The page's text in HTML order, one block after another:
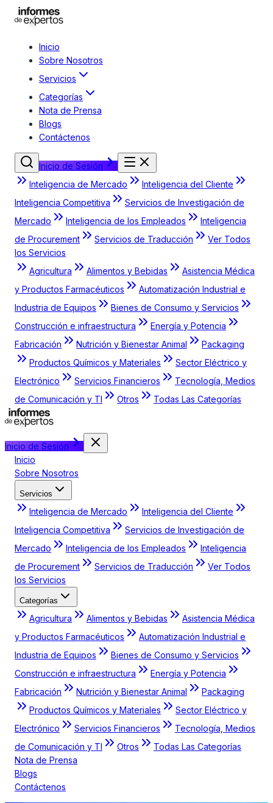
Inicio
Sobre Nosotros
Servicios
Categorías
Nota de Prensa
Blogs
Contáctenos
Inicio de Sesión
Inteligencia de Mercado
Inteligencia del Cliente
Inteligencia Competitiva
Servicios de Investigación de
Mercado
Inteligencia de los Empleados
Inteligencia
de Procurement
Servicios de Traducción
Ver Todos
los Servicios
Agricultura
Alimentos y Bebidas
Asistencia Médica
y Productos Farmacéuticos
Automatización Industrial e
Industria de Equipos
Bienes de Consumo y Servicios
Construcción e infraestructura
Energía y Potencia
Fabricación
Nutrición y Bienestar Animal
Packaging
Productos Químicos y Materiales
Sector Eléctrico y
Electrónico
Servicios Financieros
Tecnología, Medios
de Comunicación y TI
Otros Todas Las Categorías
Inicio de Sesión
Inicio
Sobre Nosotros
Servicios
Inteligencia de Mercado
Inteligencia del Cliente
Inteligencia Competitiva
Servicios de Investigación de
Mercado
Inteligencia de los Empleados
Inteligencia
de Procurement
Servicios de Traducción
Ver Todos
los Servicios
Categorías
Agricultura Alimentos y Bebidas
Asistencia Médica
y Productos Farmacéuticos
Automatización Industrial e
Industria de Equipos
Bienes de Consumo y Servicios
Construcción e infraestructura
Energía y Potencia
Fabricación
Nutrición y Bienestar Animal
Packaging
Productos Químicos y Materiales
Sector Eléctrico y
Electrónico
Servicios Financieros
Tecnología, Medios
de Comunicación y TI
Otros
Todas Las Categorías
Nota de Prensa
Blogs
Contáctenos